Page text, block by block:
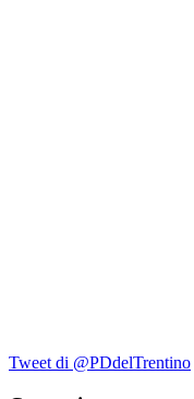
Tweet di @PDdelTrentino